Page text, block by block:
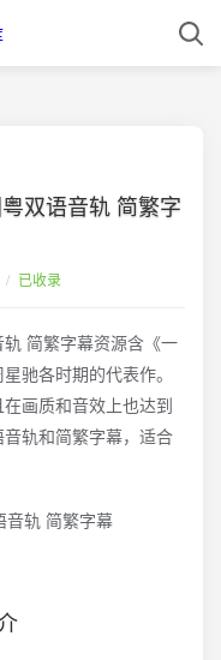
双语音轨 简繁字
/ 已收录
简繁字幕资源含《一
驰各时期的代表作。
画质和音效上也达到
轨和简繁字幕，适合